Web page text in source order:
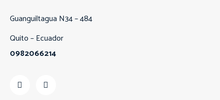
Guanguiltagua N34 – 484
Quito – Ecuador
0982066214